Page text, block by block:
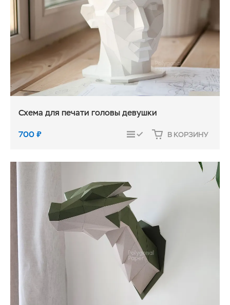
Схема для печати головы девушки
700₽ СРАВНИТЬ В КОРЗИНУ